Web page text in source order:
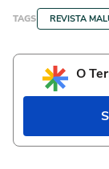
TAGS REVISTA
O